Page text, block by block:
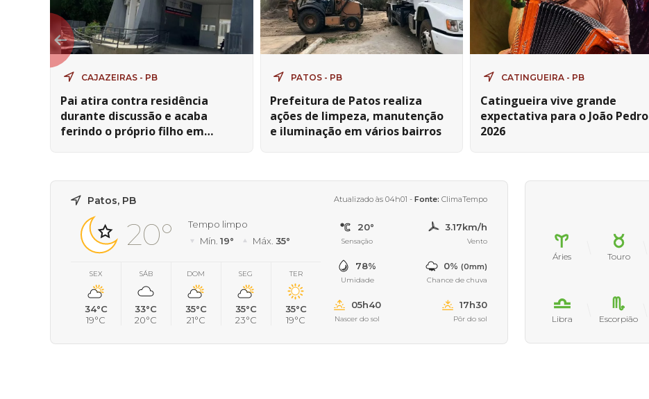
CAJAZEIRAS - PB
Pai atira contra residência
durante discussão e acaba
ferindo o próprio filho em
PATOS - PB
Prefeitura de Patos realiza
ações de limpeza, manutenção
e iluminação em vários bairros
CATINGUEIRA - PB
Catingueira vive grande
expectativa para o João Pedro
2026
Patos, PB Atualizado às 04h01 - Fonte: ClimaTempo
20°
Tempo limpo
Mín.19° Máx.35°
20°
Sensação
3.17km/h
Vento
78%
Umidade
0% (0mm)
Chance de chuva
05h40
Nascer do sol
17h30
Pôr do sol
SEX
34°C
19°C
SÁB
33°C
20°C
DOM
35°C
21°C
SEG
35°C
23°C
TER
35°C
19°C
Áries Touro
Libra Escorpião